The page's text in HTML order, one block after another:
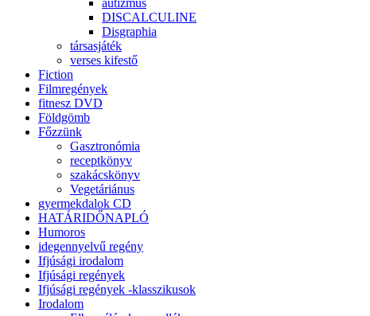
autizmus
DISCALCULINE
Disgraphia
társasjáték
verses kifestő
Fiction
Filmregények
fitnesz DVD
Földgömb
Főzzünk
Gasztronómia
receptkönyv
szakácskönyv
Vegetáriánus
gyermekdalok CD
HATÁRIDŐNAPLÓ
Humoros
idegennyelvű regény
Ifjúsági irodalom
Ifjúsági regények
Ifjúsági regények -klasszikusok
Irodalom